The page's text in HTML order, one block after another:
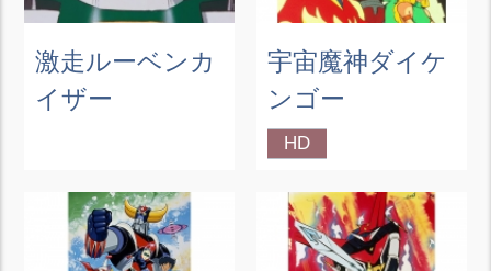
激走ルーベンカ
イザー
宇宙魔神ダイケ
ンゴー
HD